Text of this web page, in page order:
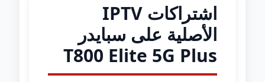
اشتراكات IPTV
الأصلية على سبايدر
T800 Elite 5G Plus